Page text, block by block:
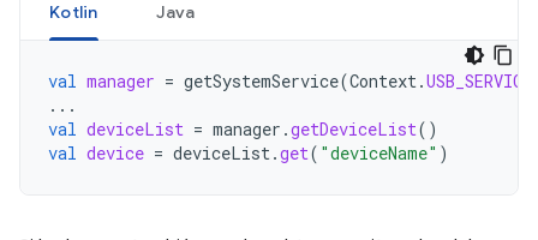
Kotlin Java
val manager = getSystemService(Context.USB_SERVICE
...
val deviceList = manager .getDeviceList()
val device = deviceList.get( "deviceName" )